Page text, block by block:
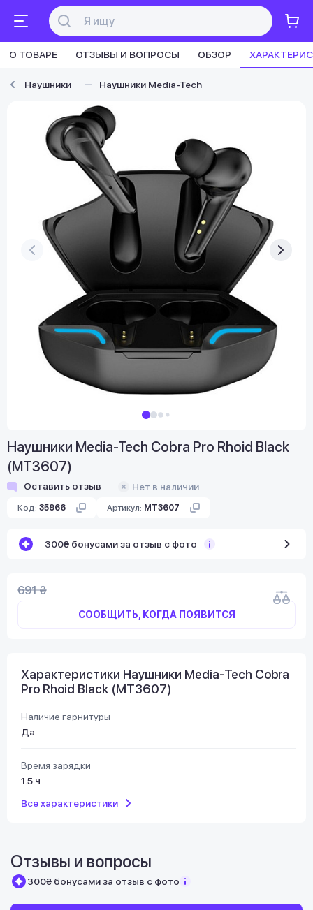
О ТОВАРЕ ОТЗЫВЫ И ВОПРОСЫ ОБЗОР
Наушники Наушники Media-Tech
Наушники Media-Tech Cobra Pro Rhoid Black
(MT3607)
Оставить отзыв Нет в наличии
Код: 35966 Артикул: MT3607
300₴ бонусами за отзыв с фото
691 ₴
СООБЩИТЬ, КОГДА ПОЯВИТСЯ
Характеристики Наушники Media-Tech Cobra
Pro Rhoid Black (MT3607)
Наличие гарнитуры
Да
Время зарядки
1.5 ч
Все характеристики
Отзывы и вопросы
300₴ бонусами за отзыв с фото